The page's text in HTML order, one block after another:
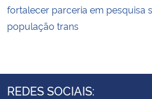
fortalecer parceria em pesquisa
população trans
REDES SOCIAIS: